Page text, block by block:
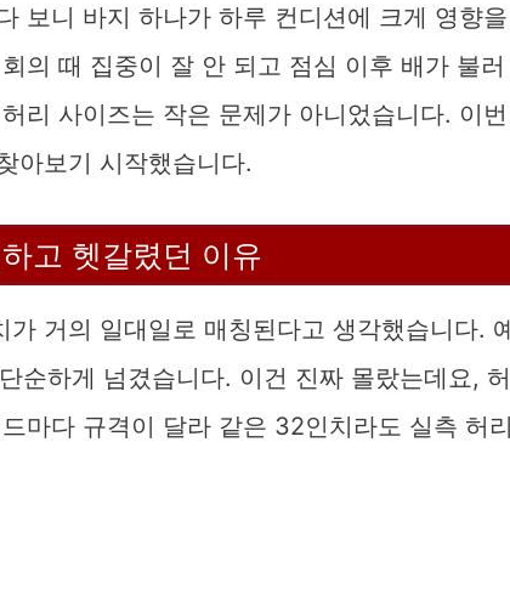
보니 바지 하나가 하루 컨디션에 크게 영향을
의 때 집중이 잘 안 되고 점심 이후 배가 불러
리 사이즈는 작은 문제가 아니었습니다. 이번
아보기 시작했습니다.
고 헷갈렸던 이유
거의 일대일로 매칭된다고 생각했습니다.
순하게 넘겼습니다. 이건 진짜 몰랐는데요, 허
마다 규격이 달라 같은 32인치라도 실측 허